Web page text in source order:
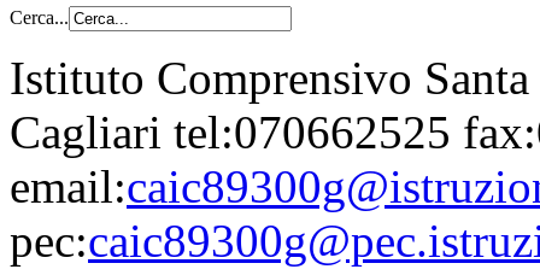
Cerca...
Istituto Comprensivo
Cagliari tel:070662525
email:
pec: